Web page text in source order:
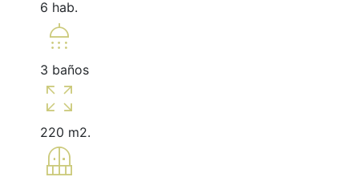
6 hab.
shower
3 baños
zoom_out_map
220 m2.
balcony